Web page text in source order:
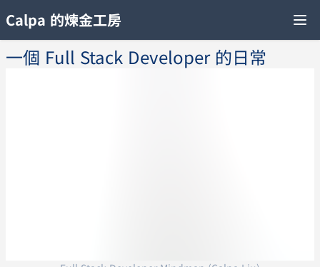
Calpa 的煉金工房
一個 Full Stack Developer 的日常